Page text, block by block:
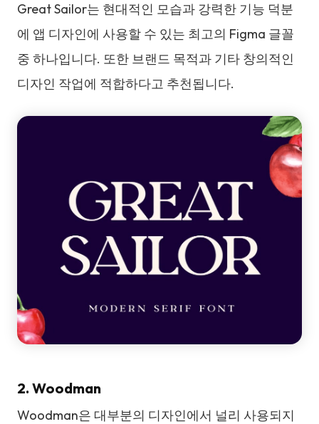
Great Sailor는 현대적인 모습과 강력한 기능 덕분
에 앱 디자인에 사용할 수 있는 최고의 Figma 글꼴
중 하나입니다. 또한 브랜드 목적과 기타 창의적인
디자인 작업에 적합하다고 추천됩니다.
2. Woodman
Woodman은 대부분의 디자인에서 널리 사용되지